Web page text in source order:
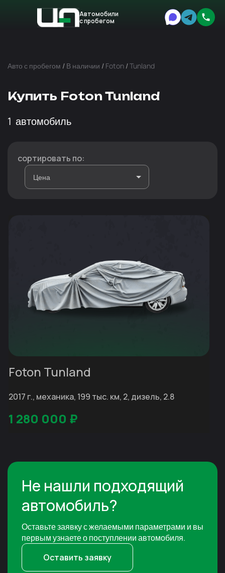
Автомобили
с пробегом
Авто с пробегом / В наличии / Foton /Tunland
Купить Foton Tunland
1 автомобиль
сортировать по:
Foton Tunland
2017 г., механика, 199 тыс. км, 2, дизель, 2.8
1 280 000 ₽
Не нашли подходящий
автомобиль?
Оставьте заявку с желаемыми параметрами и вы
первым узнаете о поступлении автомобиля.
Оставить заявку